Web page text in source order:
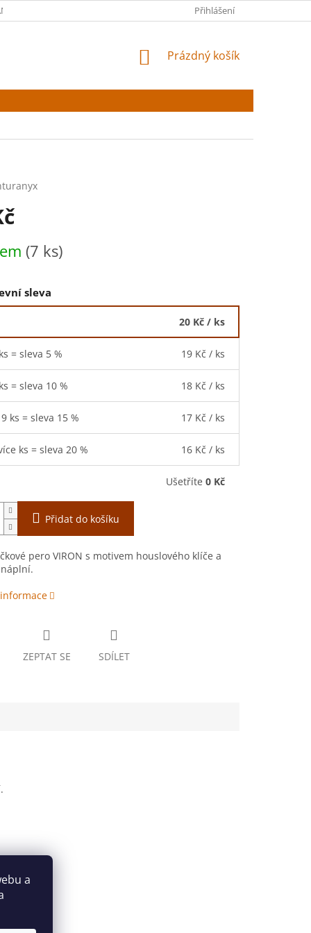
a
OSOBNÍCH ÚDAJŮ Přihlášení
NÁKUPNÍ
Prázdný košík
(7 ks)
sleva
20 Kč / ks
= sleva 5 % 19 Kč / ks
= sleva 10 % 18 Kč / ks
ks = sleva 15 % 17 Kč / ks
ks = sleva 20 % 16 Kč / ks
Ušetříte 0 Kč
Přidat do košíku
pero VIRON s motivem houslového klíče a
ZEPTAT SE SDÍLET